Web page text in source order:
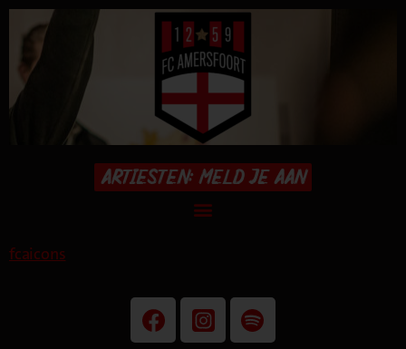
ARTIESTEN: MELD JE AAN
fcaicons